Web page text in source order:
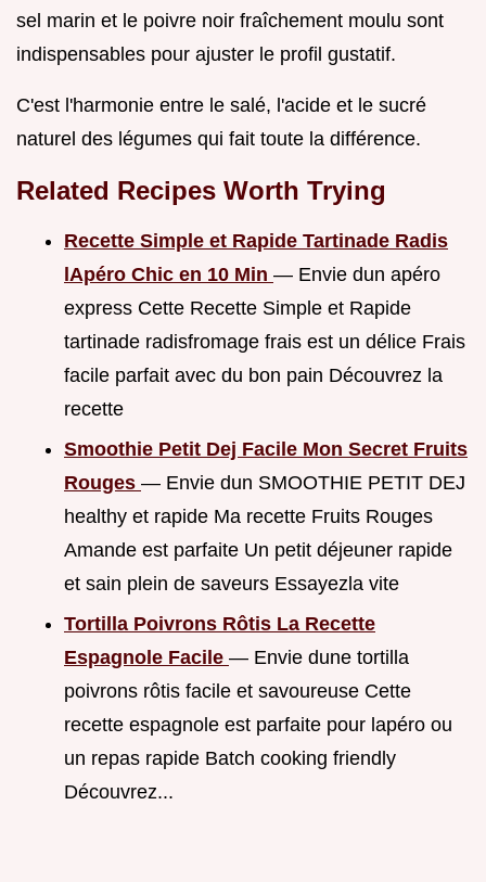
sel marin et le poivre noir fraîchement moulu sont
indispensables pour ajuster le profil gustatif.
C'est l'harmonie entre le salé, l'acide et le sucré
naturel des légumes qui fait toute la différence.
Related Recipes Worth Trying
Recette Simple et Rapide Tartinade Radis
lApéro Chic en 10 Min — Envie dun apéro
express Cette Recette Simple et Rapide
tartinade radisfromage frais est un délice Frais
facile parfait avec du bon pain Découvrez la
recette
Smoothie Petit Dej Facile Mon Secret Fruits
Rouges — Envie dun SMOOTHIE PETIT DEJ
healthy et rapide Ma recette Fruits Rouges
Amande est parfaite Un petit déjeuner rapide
et sain plein de saveurs Essayezla vite
Tortilla Poivrons Rôtis La Recette
Espagnole Facile — Envie dune tortilla
poivrons rôtis facile et savoureuse Cette
recette espagnole est parfaite pour lapéro ou
un repas rapide Batch cooking friendly
Découvrez...